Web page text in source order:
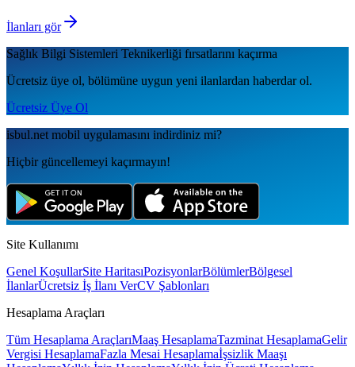
İlanları gör
Sağlık Bilgi Sistemleri Teknikerliği fırsatlarını kaçırma
Ücretsiz üye ol, bölümüne uygun yeni ilanlardan haberdar ol.
Ücretsiz Üye Ol
isbul.net mobil uygulamаsını indirdiniz mi?
Hiçbir güncellemeyi kaçırmayın!
Site Kullanımı
Genel KoşullarSite HaritasıPozisyonlarBölümlerBölgesel
İlanlarÜcretsiz İş İlanı VerCV Şablonları
Hesaplama Araçları
Tüm Hesaplama AraçlarıMaaş HesaplamaTazminat HesaplamaGelir
Vergisi HesaplamaFazla Mesai Hesaplamaİşsizlik Maaşı